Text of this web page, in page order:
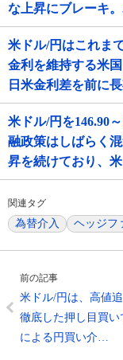
な上昇にブレーキ
米ドル/円はこれま
金利を維持する米
日米金利差を前に
米ドル/円を146.90
融政策はしばらく
昇を続けており、
関連タグ
為替介入 ヘッジフ
前の記事
米ドル/円は、高値
徹底した押し目買い
による円買い介…